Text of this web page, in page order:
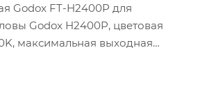
Godox FT-H2400P для
Godox H2400P, цветовая
максимальная выходная